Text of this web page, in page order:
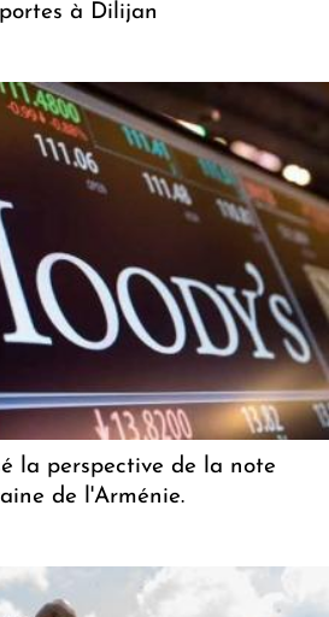
à Dilijan
la perspective de la note
de l'Arménie.